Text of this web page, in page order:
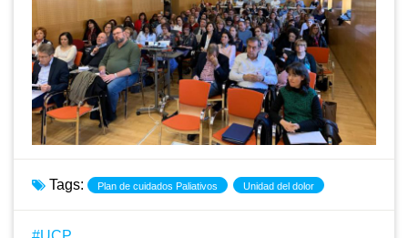
Tags: Plan de cuidados Paliativos Unidad del dolor